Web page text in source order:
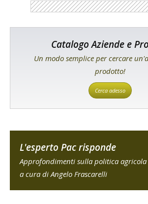
Catalogo Aziende e
Un modo semplice per cercare
prodotto!
Cerca adesso
L'esperto Pac risponde
Approfondimenti sulla politica agricola
a cura di Angelo Frascarelli